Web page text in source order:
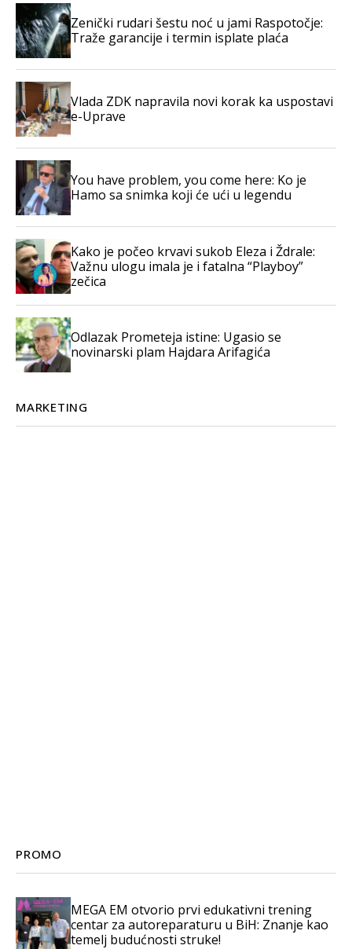
Zenički rudari šestu noć u jami Raspotočje:
Traže garancije i termin isplate plaća
Vlada ZDK napravila novi korak ka uspostavi
e-Uprave
You have problem, you come here: Ko je
Hamo sa snimka koji će ući u legendu
Kako je počeo krvavi sukob Eleza i Ždrale:
Važnu ulogu imala je i fatalna “Playboy”
zečica
Odlazak Prometeja istine: Ugasio se
novinarski plam Hajdara Arifagića
MARKETING
PROMO
MEGA EM otvorio prvi edukativni trening
centar za autoreparaturu u BiH: Znanje kao
temelj budućnosti struke!